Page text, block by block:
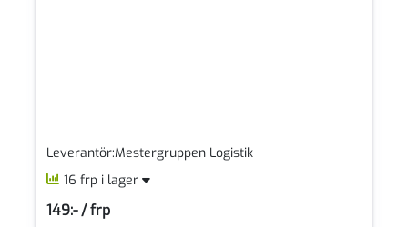
Leverantör:Mestergruppen Logistik
16 frp i lager
149:- / frp
SEK per FRP